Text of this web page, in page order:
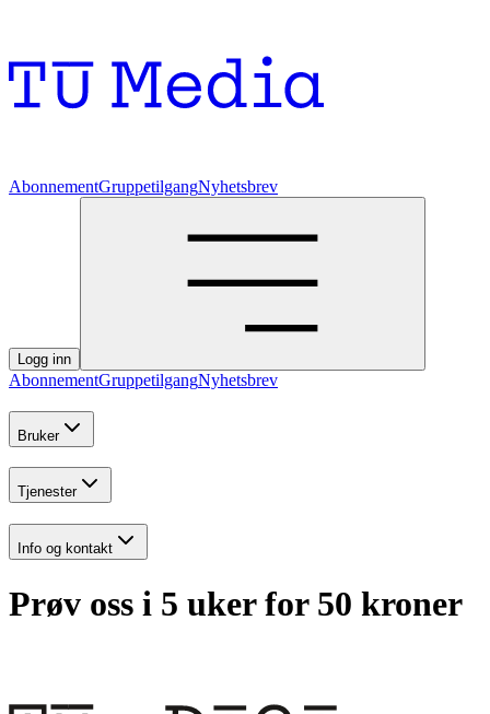
AbonnementGruppetilgangNyhetsbrev
Logg inn
AbonnementGruppetilgangNyhetsbrev
Bruker
Tjenester
Info og kontakt
Prøv oss i 5 uker for 50 kroner